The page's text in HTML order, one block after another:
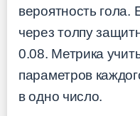
вероятность гола.
через толпу
0.08. Метрика
параметров
в одно число.